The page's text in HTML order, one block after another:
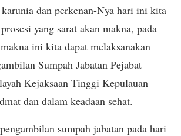
karunia dan perkenan-Nya hari ini kita
yang sarat akan makna, pada
ini kita dapat melaksanakan
Sumpah Jabatan Pejabat
Kejaksaan Tinggi Kepulauan
dan dalam keadaan sehat.
sumpah jabatan pada hari